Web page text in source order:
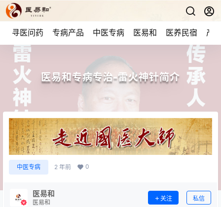
寻医问药 专病产品 中医专病 医易和 医养民宿 产
医易和专病专治-雷火神针简介
中医专病 2 年前 0
医易和
医易和
关注 私信